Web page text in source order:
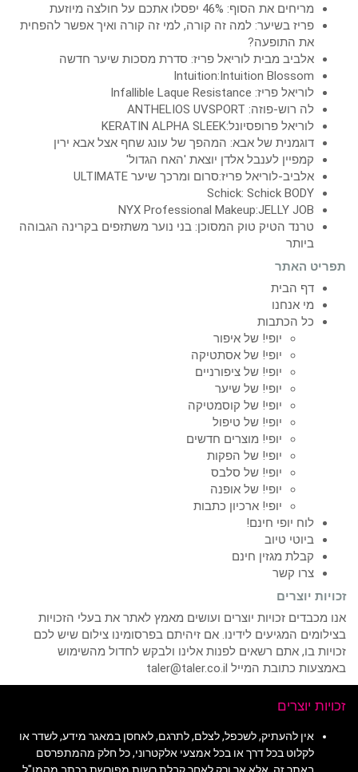
מריחים את הסוף: 46% יפסלו אתכם על חולצה מיוזעת
פריז בשיער: למה זה קורה, למי זה קורה ואיך אפשר להפחית
את התופעה?
אלביב מבית לוריאל פריז: סדרת מסכות שיער חדשה
Intuition:Intuition Blossom
לוריאל פריז: Infallible Laque Resistance
לה רוש-פוזה: ANTHELIOS UVSPORT
לוריאל פרופסיונל:KERATIN ALPHA SLEEK
דוגמנית של אבא: המהפך של עונג שחף אצל אבא ירין
קמפיין לענבל אלדן יוצאת 'האח הגדול'
אלביב-לוריאל פריז:סרום ומרכך שיער ULTIMATE
Schick: Schick BODY
NYX Professional Makeup:JELLY JOB
טרנד הטיק טוק המסוכן: בני נוער משתזפים בקרינה הגבוהה
ביותר
תפריט האתר
דף הבית
מי אנחנו
כל הכתבות
יופי! של איפור
יופי! של אסתטיקה
יופי! של ציפורניים
יופי! של שיער
יופי! של קוסמטיקה
יופי! של טיפול
יופי! מוצרים חדשים
יופי! של הפקות
יופי! של סלבס
יופי! של אופנה
יופי! ארכיון כתבות
לוח יופי חינם!
ביוטי טיוב
קבלת מגזין חינם
צרו קשר
זכויות יוצרים
אנו מכבדים זכויות יוצרים ועושים מאמץ לאתר את בעלי הזכויות
בצילומים המגיעים לידינו. אם זיהיתם בפרסומינו צילום שיש לכם
זכויות בו, אתם רשאים לפנות אלינו ולבקש לחדול מהשימוש
באמצעות כתובת המייל taler@taler.co.il
זכויות יוצרים
אין להעתיק, לשכפל, לצלם, לתרגם, לאחסן במאגר מידע, לשדר או
לקלוט בכל דרך או בכל אמצעי אלקטרוני, כל חלק מהמתפרסם
באתר זה, אלא אך ורק לאחר קבלת רשות מפורשת בכתב מהמו"ל,